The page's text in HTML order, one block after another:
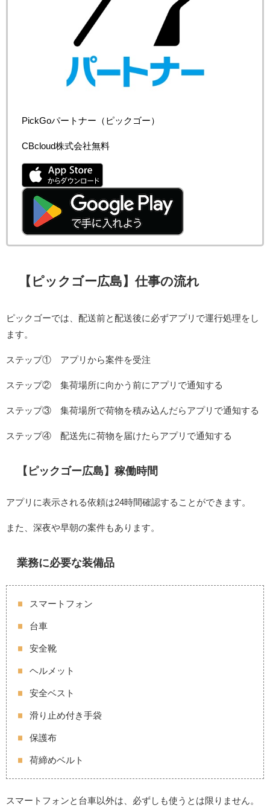
PickGoパートナー（ピックゴー）
CBcloud株式会社無料
【ピックゴー広島】仕事の流れ
ピックゴーでは、配送前と配送後に必ずアプリで運行処理をし
ます。
ステップ① アプリから案件を受注
ステップ② 集荷場所に向かう前にアプリで通知する
ステップ③ 集荷場所で荷物を積み込んだらアプリで通知する
ステップ④ 配送先に荷物を届けたらアプリで通知する
【ピックゴー広島】稼働時間
アプリに表示される依頼は24時間確認することができます。
また、深夜や早朝の案件もあります。
業務に必要な装備品
スマートフォン
台車
安全靴
ヘルメット
安全ベスト
滑り止め付き手袋
保護布
荷締めベルト
スマートフォンと台車以外は、必ずしも使うとは限りません。